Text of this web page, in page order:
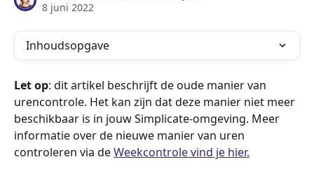
8 juni 2022
Inhoudsopgave
Let op: dit artikel beschrijft de oude manier van
urencontrole. Het kan zijn dat deze manier niet meer
beschikbaar is in jouw Simplicate-omgeving. Meer
informatie over de nieuwe manier van uren
controleren via de Weekcontrole vind je hier.